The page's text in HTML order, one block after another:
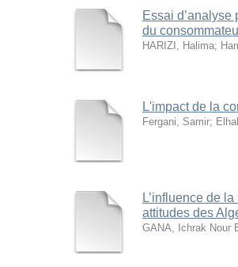
Essai
du
HARIZI, Halima;
L'impact de la
Fergani, Samir;
L’influence de
attitudes des
GANA, Ichrak Nour